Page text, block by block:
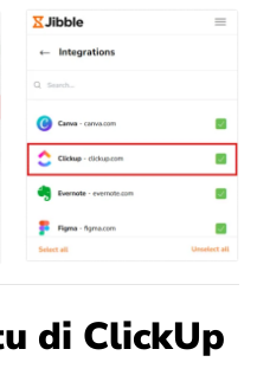
di ClickUp